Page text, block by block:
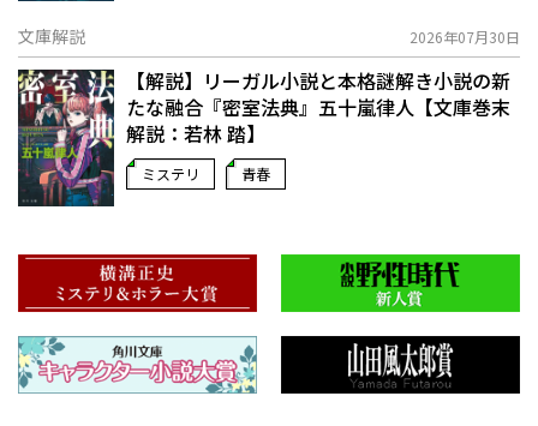
文庫解説 2026年07月30日
【解説】リーガル小説と本格謎解き小説の新
たな融合――『密室法典』五十嵐律人【文庫巻末
解説：若林 踏】
ミステリ 青春